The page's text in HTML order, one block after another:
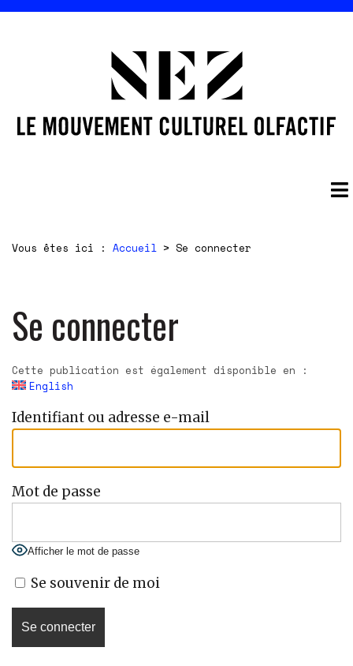
Vous êtes ici : Accueil > Se connecter
Se connecter
Cette publication est également disponible en :
English
Identifiant ou adresse e-mail
Mot de passe
Afficher le mot de passe
Se souvenir de moi